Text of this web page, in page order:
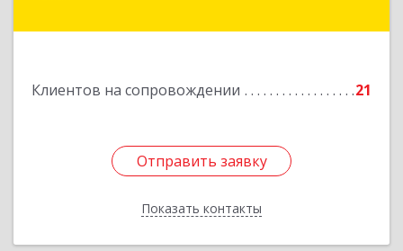
Клиентов на сопровождении 21
Отправить заявку
Показать контакты
Отправить заявку
Назад